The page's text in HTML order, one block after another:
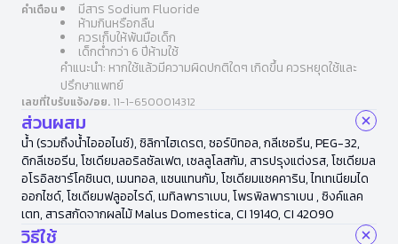
คำเตือน มีสาร Sodium Fluoride
ห้ามกินหรือกลืน
ควรเก็บให้พ้นมือเด็ก
เด็กต่ำกว่า 6 ปีห้ามใช้
คำแนะนำ: หากใช้แล้วมีความผิดปกติใดๆ เกิดขึ้น ควรหยุดใช้และ
ปรึกษาแพทย์
เลขที่ใบรับแจ้ง/อย. 11-1-6500014312
ส่วนผสม
น้ำ (รวมถึงน้ำไอออไนซ์), ซิลิกาไฮเดรต, ซอร์บิทอล, กลีเซอรีน, PEG-32,
ดิกลีเซอรีน, โซเดียมลอริลซัลเฟต, เซลลูโลสกัม, สารปรุงแต่งรส, โซเดียมล
อโรอิลซาร์โคซิเนต, เมนทอล, แซนแทนกัม, โซเดียมแซคคาริน, ไทเทเนียมได
ออกไซด์, โซเดียมฟลูออไรด์, เมทิลพาราเบน, โพรพิลพาราเบน , ซิงค์แลค
เตท, สารสกัดจากผลไม้ Malus Domestica, CI 19140, CI 42090
วิธีใช้